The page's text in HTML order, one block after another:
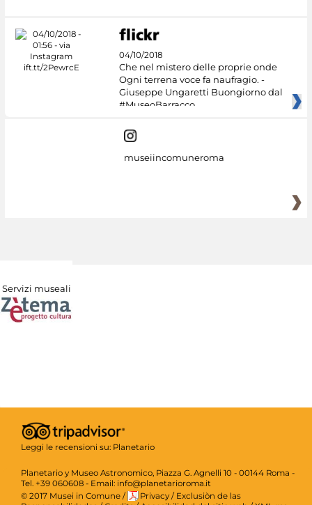
04/10/2018
Che nel mistero delle proprie onde
Ogni terrena voce fa naufragio. -
Giuseppe Ungaretti Buongiorno dal
#MuseoBarracco
museiincomuneroma
Servizi museali
Leggi le recensioni su: Planetario
Planetario y Museo Astronomico, Piazza G. Agnelli 10 - 00144 Roma -
Tel. +39 060608 - Email: info@planetarioroma.it
© 2017 Musei in Comune / Privacy / Exclusiòn de las